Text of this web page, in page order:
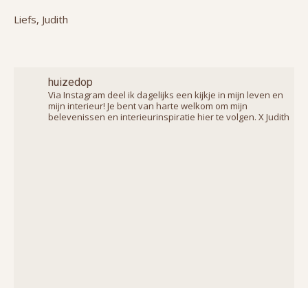
Liefs, Judith
huizedop
Via Instagram deel ik dagelijks een kijkje in mijn leven en
mijn interieur! Je bent van harte welkom om mijn
belevenissen en interieurinspiratie hier te volgen. X Judith